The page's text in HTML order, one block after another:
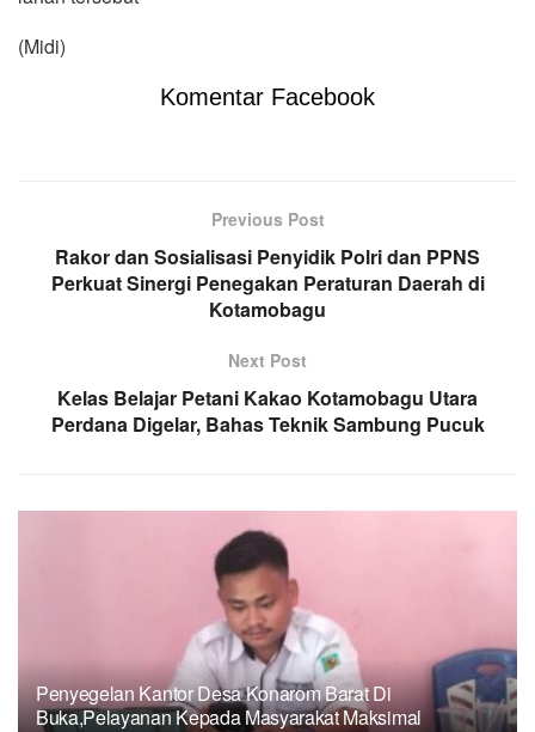
(Midi)
Komentar Facebook
Previous Post
Rakor dan Sosialisasi Penyidik Polri dan PPNS
Perkuat Sinergi Penegakan Peraturan Daerah di
Kotamobagu
Next Post
Kelas Belajar Petani Kakao Kotamobagu Utara
Perdana Digelar, Bahas Teknik Sambung Pucuk
Penyegelan Kantor Desa Konarom Barat Di
Buka,Pelayanan Kepada Masyarakat Maksimal